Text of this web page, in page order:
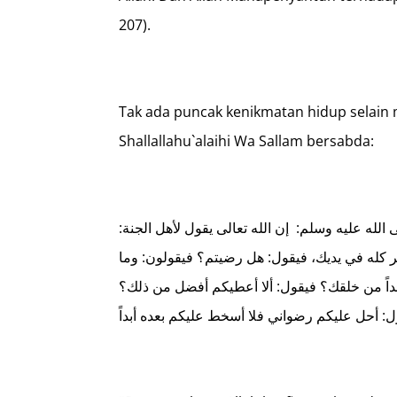
207).
Tak ada puncak kenikmatan hidup
Shallallahu`alaihi Wa Sallam bersabda:
عليه وسلم: إن الله تعالى يقول لأهل الجنة:
كله في يديك، فيقول: هل رضيتم؟ فيقولون: وما
من خلقك؟ فيقول: ألا أعطيكم أفضل من ذلك؟
عليكم رضواني فلا أسخط عليكم بعده أبداً